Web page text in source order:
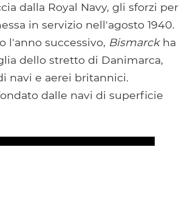
dalla Royal Navy, gli sforzi per
in servizio nell'agosto 1940.
l'anno successivo, Bismarck ha
dello stretto di Danimarca,
navi e aerei britannici.
dalle navi di superficie